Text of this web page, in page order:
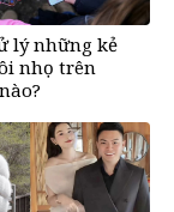
lý những kẻ
nhọ trên